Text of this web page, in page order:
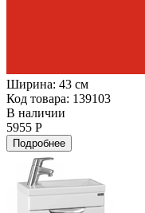
Ширина: 43 см
Код товара: 139103
В наличии
5955 Р
Подробнее